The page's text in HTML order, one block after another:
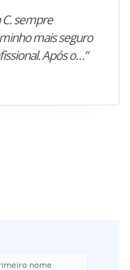
C. sempre
mais seguro
Após o…”